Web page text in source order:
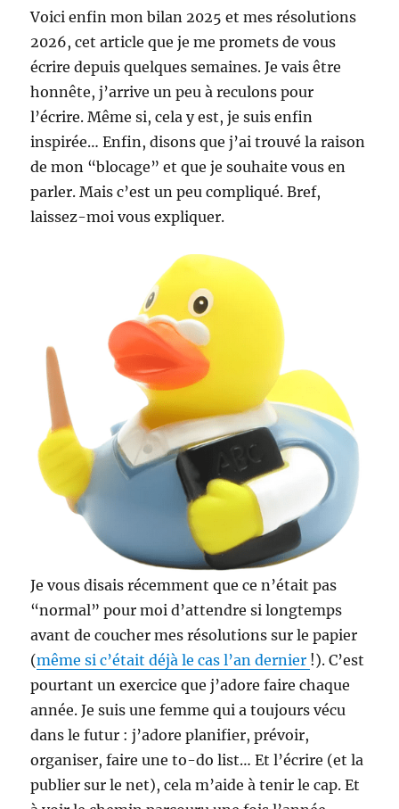
Voici enfin mon bilan 2025 et mes résolutions
2026, cet article que je me promets de vous
écrire depuis quelques semaines. Je vais être
honnête, j’arrive un peu à reculons pour
l’écrire. Même si, cela y est, je suis enfin
inspirée… Enfin, disons que j’ai trouvé la raison
de mon “blocage” et que je souhaite vous en
parler. Mais c’est un peu compliqué. Bref,
laissez-moi vous expliquer.
Je vous disais récemment que ce n’était pas
“normal” pour moi d’attendre si longtemps
avant de coucher mes résolutions sur le papier
(même si c’était déjà le cas l’an dernier !). C’est
pourtant un exercice que j’adore faire chaque
année. Je suis une femme qui a toujours vécu
dans le futur : j’adore planifier, prévoir,
organiser, faire une to-do list… Et l’écrire (et la
publier sur le net), cela m’aide à tenir le cap. Et